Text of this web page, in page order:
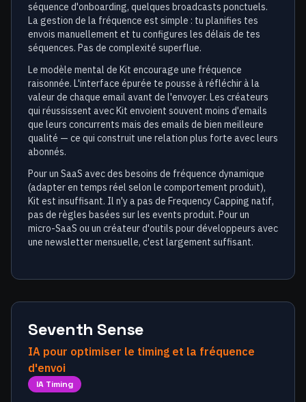
séquence d'onboarding, quelques broadcasts ponctuels.
La gestion de la fréquence est simple : tu planifies tes
envois manuellement et tu configures les délais de tes
séquences. Pas de complexité superflue.
Le modèle mental de Kit encourage une fréquence
raisonnée. L'interface épurée te pousse à réfléchir à la
valeur de chaque email avant de l'envoyer. Les créateurs
qui réussissent avec Kit envoient souvent moins d'emails
que leurs concurrents mais des emails de bien meilleure
qualité — ce qui construit une relation plus forte avec leurs
abonnés.
Pour un SaaS avec des besoins de fréquence dynamique
(adapter en temps réel selon le comportement produit),
Kit est insuffisant. Il n'y a pas de Frequency Capping natif,
pas de règles basées sur les events produit. Pour un
micro-SaaS ou un créateur d'outils pour développeurs avec
une newsletter mensuelle, c'est largement suffisant.
Seventh Sense
IA pour optimiser le timing et la fréquence
d'envoi
IA Timing